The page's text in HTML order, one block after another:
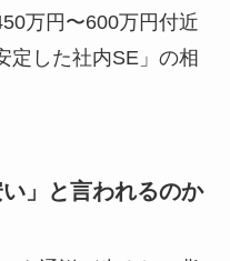
万円〜600万円付近
定した社内SE」の相
」と言われるのか